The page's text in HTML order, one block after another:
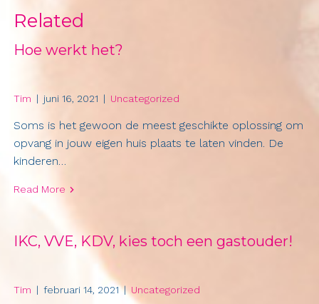
Related
Hoe werkt het?
Tim | juni 16, 2021 | Uncategorized
Soms is het gewoon de meest geschikte oplossing om
opvang in jouw eigen huis plaats te laten vinden. De
kinderen…
Read More
IKC, VVE, KDV, kies toch een gastouder!
Tim | februari 14, 2021 | Uncategorized